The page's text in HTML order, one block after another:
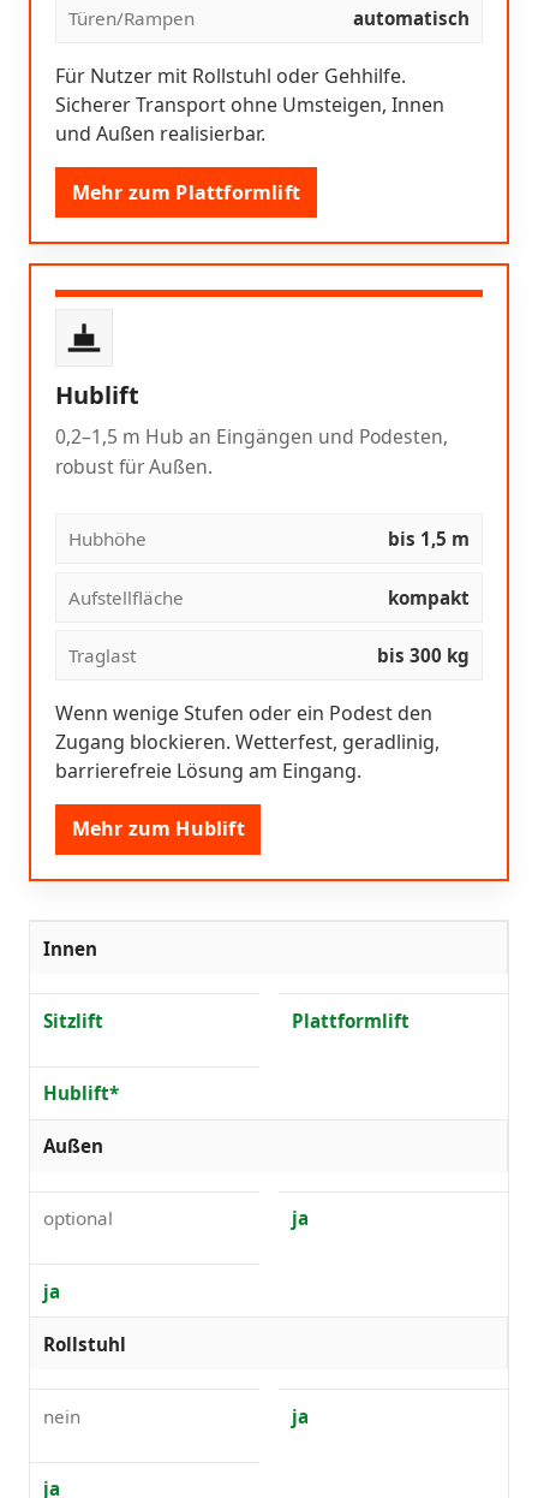
Türen/Rampen automatisch
Für Nutzer mit Rollstuhl oder Gehhilfe.
Sicherer Transport ohne Umsteigen, Innen
und Außen realisierbar.
Mehr zum Plattformlift
Hublift
0,2–1,5 m Hub an Eingängen und Podesten,
robust für Außen.
Hubhöhe bis 1,5 m
Aufstellfläche kompakt
Traglast bis 300 kg
Wenn wenige Stufen oder ein Podest den
Zugang blockieren. Wetterfest, geradlinig,
barrierefreie Lösung am Eingang.
Mehr zum Hublift
Innen
Sitzlift Plattformlift
Hublift*
Außen
optional ja
ja
Rollstuhl
nein ja
ja